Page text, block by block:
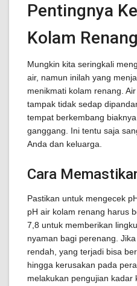
Pentingnya
Kolam Renang
Mungkin kita seringkali
air, namun inilah yang
menikmati kolam renang.
tampak tidak sedap
tempat berkembang
ganggang. Ini tentu saja
Anda dan keluarga.
Cara
Pastikan untuk mengecek
pH air kolam renang harus
7,8 untuk memberikan
nyaman bagi perenang.
rendah, yang terjadi bisa
hingga kerusakan pada
melakukan pengujian kadar